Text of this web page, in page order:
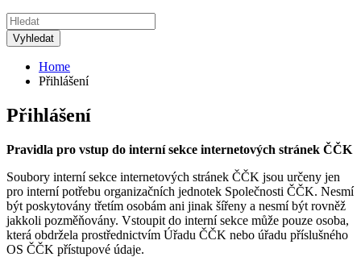
Home
Přihlášení
Přihlášení
Pravidla pro vstup do interní sekce internetových stránek ČČK
Soubory interní sekce internetových stránek ČČK jsou určeny jen
pro interní potřebu organizačních jednotek Společnosti ČČK. Nesmí
být poskytovány třetím osobám ani jinak šířeny a nesmí být rovněž
jakkoli pozměňovány. Vstoupit do interní sekce může pouze osoba,
která obdržela prostřednictvím Úřadu ČČK nebo úřadu příslušného
OS ČČK přístupové údaje.